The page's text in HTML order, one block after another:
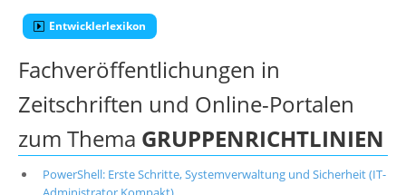
Entwicklerlexikon
Fachveröffentlichungen in
Zeitschriften und Online-Portalen
zum Thema GRUPPENRICHTLINIEN
PowerShell: Erste Schritte, Systemverwaltung und Sicherheit (IT-